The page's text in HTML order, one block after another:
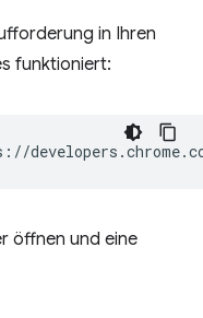
in Ihren
funktioniert:
öffnen und eine